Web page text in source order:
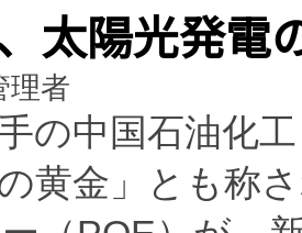
太陽光発電
理者
の中国石油化
黄金」とも称